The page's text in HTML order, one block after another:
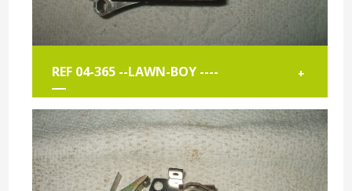
REF 04-365 --LAWN-BOY ---- +